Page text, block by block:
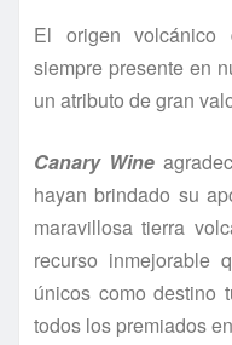
El origen volcánico
siempre presente en
un atributo de gran
Canary Wine
hayan brindado su
maravillosa tierra
recurso inmejorable
únicos como destino
todos los premiados